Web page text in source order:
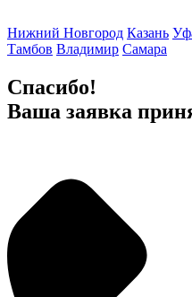
Нижний Новгород Казань
Тамбов Владимир Самара
Спасибо!
Ваша заявка